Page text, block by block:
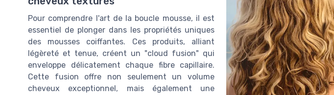
Pour comprendre l'art de la boucle mousse, il est
essentiel de plonger dans les propriétés uniques
des mousses coiffantes. Ces produits, alliant
légèreté et tenue, créent un "cloud fusion" qui
enveloppe délicatement chaque fibre capillaire.
Cette fusion offre non seulement un volume
cheveux exceptionnel, mais également une